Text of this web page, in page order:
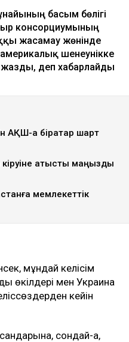
басым бөлігі
консорциумының
жасамау жөнінде
америкалық шенеунікке
жазды, деп хабарлайды
АҚШ-қа бірқатар шарт
кіруіне қатысты маңызды
мемлекеттік
мұндай келісім
мен Украина
кейін
сондай-ақ,